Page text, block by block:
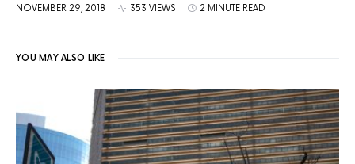
NOVEMBER 29, 2018 353 VIEWS 2 MINUTE READ
YOU MAY ALSO LIKE